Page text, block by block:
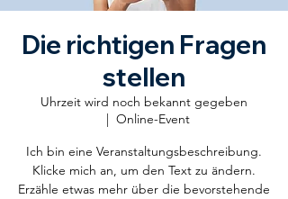
Die richtigen Fragen
stellen
Uhrzeit wird noch bekannt gegeben
  |
Online-Event
Ich bin eine Veranstaltungsbeschreibung.
Klicke mich an, um den Text zu ändern.
Erzähle etwas mehr über die bevorstehende